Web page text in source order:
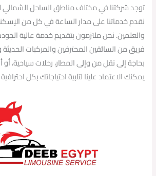
توجد شركتنا في مختلف مناطق الساحل الشمالي
نقدم خدماتنا على مدار الساعة في كل من
والعلمين. نحن ملتزمون بتقديم خدمة عالية
فريق من السائقين المحترفين والمركبات
بحاجة إلى نقل من وإلى المطار، رحلات سياحية،
يمكنك الاعتماد علينا لتلبية احتياجاتك بكل